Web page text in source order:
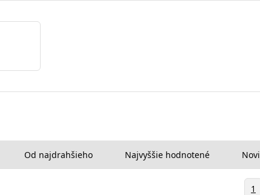
Od najdrahšieho Najvyššie hodnotené
1